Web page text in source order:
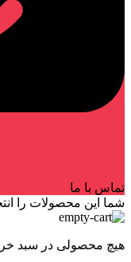
تماس با ما
شما این محصولات را
هیچ محصولی در سبد